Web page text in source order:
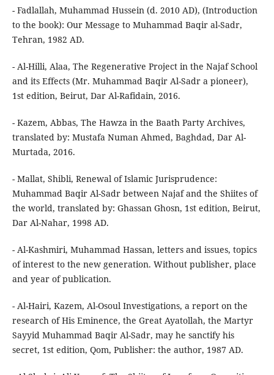
- Fadlallah, Muhammad Hussein (d. 2010 AD), (Introduction
to the book): Our Message to Muhammad Baqir al-Sadr,
Tehran, 1982 AD.
- Al-Hilli, Alaa, The Regenerative Project in the Najaf School
and its Effects (Mr. Muhammad Baqir Al-Sadr a pioneer),
1st edition, Beirut, Dar Al-Rafidain, 2016.
- Kazem, Abbas, The Hawza in the Baath Party Archives,
translated by: Mustafa Numan Ahmed, Baghdad, Dar Al-
Murtada, 2016.
- Mallat, Shibli, Renewal of Islamic Jurisprudence:
Muhammad Baqir Al-Sadr between Najaf and the Shiites of
the world, translated by: Ghassan Ghosn, 1st edition, Beirut,
Dar Al-Nahar, 1998 AD.
- Al-Kashmiri, Muhammad Hassan, letters and issues, topics
of interest to the new generation. Without publisher, place
and year of publication.
- Al-Hairi, Kazem, Al-Osoul Investigations, a report on the
research of His Eminence, the Great Ayatollah, the Martyr
Sayyid Muhammad Baqir Al-Sadr, may he sanctify his
secret, 1st edition, Qom, Publisher: the author, 1987 AD.